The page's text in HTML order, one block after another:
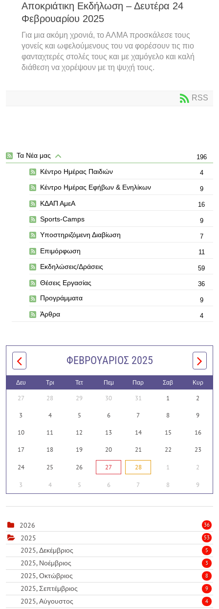
Αποκριάτικη Εκδήλωση – Δευτέρα 24
Φεβρουαρίου 2025
Για μια ακόμη χρονιά, το ΑΛΜΑ προσκάλεσε τους
γονείς και ωφελούμενους του να φορέσουν τις πιο
φανταχτερές στολές τους και με χαμόγελο και καλή
διάθεση να χορέψουν με τη ψυχή τους.
RSS
Τα Νέα μας 196
Κέντρο Ημέρας Παιδιών 4
Κέντρο Ημέρας Εφήβων & Ενηλίκων 9
ΚΔΑΠ ΑμεΑ 16
Sports-Camps 9
Υποστηριζόμενη Διαβίωση 7
Επιμόρφωση 11
Εκδηλώσεις/Δράσεις 59
Θέσεις Εργασίας 36
Προγράμματα 9
Άρθρα 4
ΦΕΒΡΟΥΆΡΙΟΣ 2025
Δευ Τρι Τετ Πεμ Παρ Σαβ Κυρ
27 28 29 30 31 1 2
3 4 5 6 7 8 9
10 11 12 13 14 15 16
17 18 19 20 21 22 23
24 25 26 27 28 1 2
3 4 5 6 7 8 9
2026 36
2025 53
2025, Δεκέμβριος 5
2025, Νοέμβριος 3
2025, Οκτώβριος 8
2025, Σεπτέμβριος 9
2025, Αύγουστος 4